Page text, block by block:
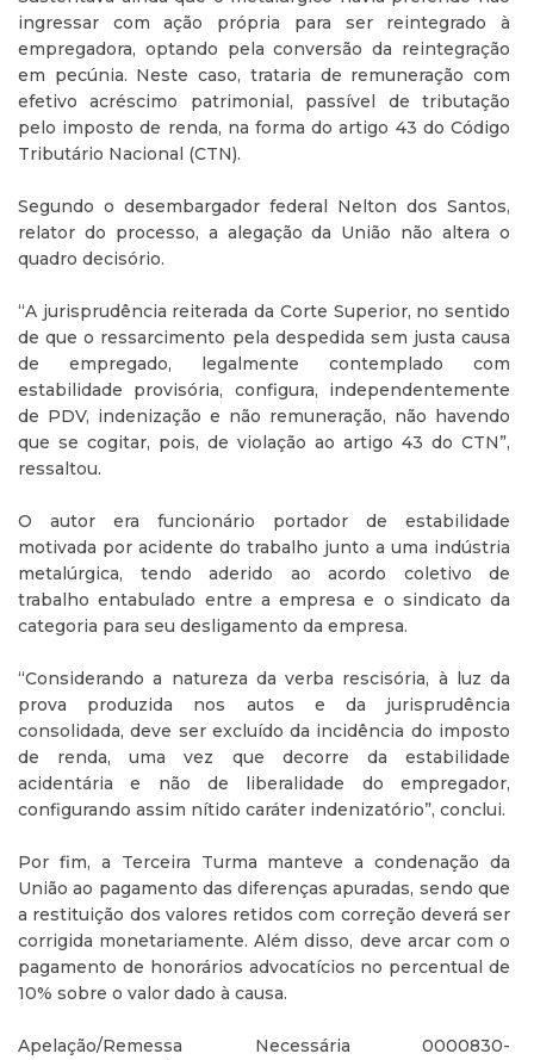
ingressar com ação própria para ser reintegrado à
empregadora, optando pela conversão da reintegração
em pecúnia. Neste caso, trataria de remuneração com
efetivo acréscimo patrimonial, passível de tributação
pelo imposto de renda, na forma do artigo 43 do Código
Tributário Nacional (CTN).
Segundo o desembargador federal Nelton dos Santos,
relator do processo, a alegação da União não altera o
quadro decisório.
“A jurisprudência reiterada da Corte Superior, no sentido
de que o ressarcimento pela despedida sem justa causa
de empregado, legalmente contemplado com
estabilidade provisória, configura, independentemente
de PDV, indenização e não remuneração, não havendo
que se cogitar, pois, de violação ao artigo 43 do CTN”,
ressaltou.
O autor era funcionário portador de estabilidade
motivada por acidente do trabalho junto a uma indústria
metalúrgica, tendo aderido ao acordo coletivo de
trabalho entabulado entre a empresa e o sindicato da
categoria para seu desligamento da empresa.
“Considerando a natureza da verba rescisória, à luz da
prova produzida nos autos e da jurisprudência
consolidada, deve ser excluído da incidência do imposto
de renda, uma vez que decorre da estabilidade
acidentária e não de liberalidade do empregador,
configurando assim nítido caráter indenizatório”, conclui.
Por fim, a Terceira Turma manteve a condenação da
União ao pagamento das diferenças apuradas, sendo que
a restituição dos valores retidos com correção deverá ser
corrigida monetariamente. Além disso, deve arcar com o
pagamento de honorários advocatícios no percentual de
10% sobre o valor dado à causa.
Apelação/Remessa Necessária 0000830-